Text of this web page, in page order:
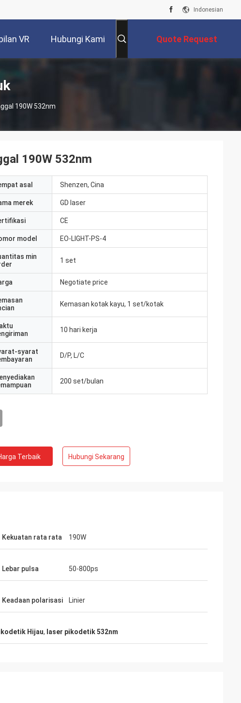
Indonesian
VR Hubungi Kami Quote Request
190W 532nm
190W 532nm
asal Shenzen, Cina
merek GD laser
CE
model EO-LIGHT-PS-4
min
1 set
Negotiate price
Kemasan kotak kayu, 1 set/kotak
10 hari kerja
syarat
D/P, L/C
200 set/bulan
Terbaik Hubungi Sekarang
Kekuatan rata rata 190W
Lebar pulsa 50-800ps
Keadaan polarisasi Linier
Hijau, laser pikodetik 532nm